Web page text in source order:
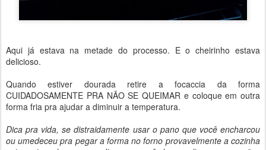
Aqui já estava na metade do processo. E o cheirinho estava
delicioso.
Quando estiver dourada retire a focaccia da forma
CUIDADOSAMENTE PRA NÃO SE QUEIMAR e coloque em outra
forma fria pra ajudar a diminuir a temperatura.
Dica pra vida, se distraidamente usar o pano que você encharcou
ou umedeceu pra pegar a forma no forno provavelmente a cozinha